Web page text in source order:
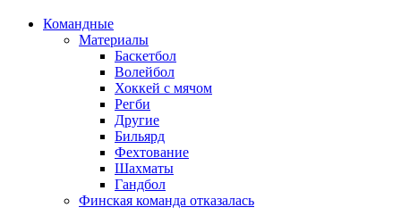
Командные
Материалы
Баскетбол
Волейбол
Хоккей с мячом
Регби
Другие
Бильярд
Фехтование
Шахматы
Гандбол
Финская команда отказалась